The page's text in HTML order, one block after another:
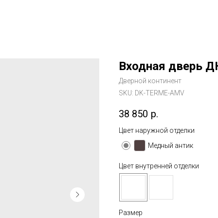
Входная дверь
Дверной континент
SKU: DK-TERME-AMV
38 850 р.
Цвет наружной отделки
Медный антик
Цвет внутренней отделки
Размер